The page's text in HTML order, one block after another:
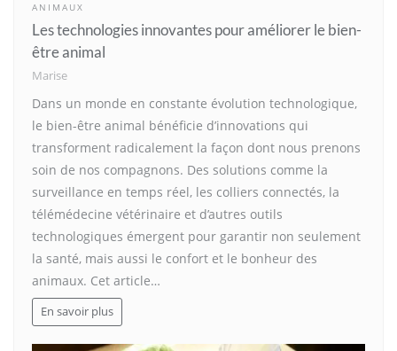
ANIMAUX
Les technologies innovantes pour améliorer le bien-
être animal
Marise
Dans un monde en constante évolution technologique,
le bien-être animal bénéficie d’innovations qui
transforment radicalement la façon dont nous prenons
soin de nos compagnons. Des solutions comme la
surveillance en temps réel, les colliers connectés, la
télémédecine vétérinaire et d’autres outils
technologiques émergent pour garantir non seulement
la santé, mais aussi le confort et le bonheur des
animaux. Cet article…
En savoir plus